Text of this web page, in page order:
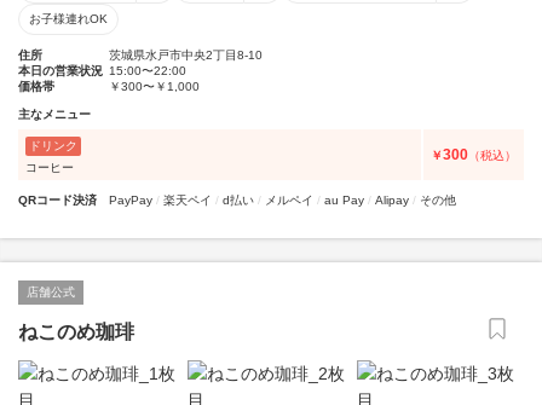
お子様連れOK
住所
茨城県水戸市中央2丁目8-10
本日の営業状況 15:00〜22:00
価格帯
￥300〜￥1,000
主なメニュー
ドリンク
コーヒー
￥300 （税込）
QRコード決済 PayPay 楽天ペイ d払い メルペイ au Pay Alipay その他
店舗公式
ねこのめ珈琲